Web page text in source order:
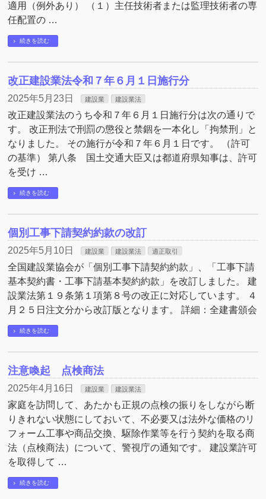
適用（例外あり） （１）主任技術者または監理技術者の専
任配置の …
続きを読む
改正建設業法令和７年６月１日施行分
2025年5月23日 建設業 建設業法
改正建設業法のうち令和７年６月１日施行分は次の通りで
す。 改正刑法で刑罰の懲役と禁錮を一本化し「拘禁刑」と
なりました。 その施行が令和７年６月１日です。 （許可
の基準） 第八条 国土交通大臣又は都道府県知事は、許可
を受け …
続きを読む
個別工事下請契約約款の改訂
2025年5月10日 建設業 建設業法 適正取引
全国建設業協会が「個別工事下請契約約款」、「工事下請
基本契約書・工事下請基本契約約款」を改訂しました。 建
設業法第１９条第１項第８号の改正に対応しています。 ４
月２５日注文分から改訂版となります。 詳細：全建書頒会
続きを読む
注意喚起 点検商法
2025年4月16日 建設業 建設業法
家庭を訪問して、あたかも正規の点検の振りをしながら断
りきれない状態にしておいて、不必要又は法外な価格のリ
フォーム工事や商品交換、駆除作業等を行う契約を取る商
法（点検商法）について、警視庁の通知です。 建設業許可
を取得して …
続きを読む